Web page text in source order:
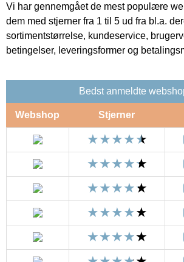
Vi har gennemgået de mest populære
dem med stjerner fra 1 til 5 ud fra bl.a.
sortimentstørrelse, kundeservice,
betingelser, leveringsformer og
Bedst anmeldte
Webshop Stjerner